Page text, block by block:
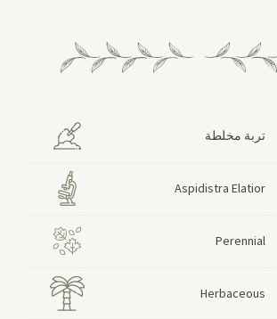
تربة مخلطة
Aspidistra Elatior
Perennial
Herbaceous